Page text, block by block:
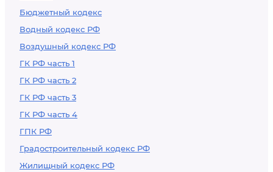
Бюджетный кодекс
Водный кодекс РФ
Воздушный кодекс РФ
ГК РФ часть 1
ГК РФ часть 2
ГК РФ часть 3
ГК РФ часть 4
ГПК РФ
Градостроительный кодекс РФ
Жилищный кодекс РФ